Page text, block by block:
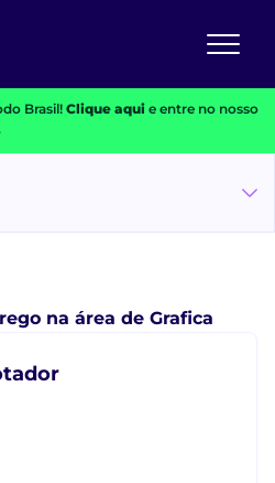
Brasil! Clique aquie entre no nosso
na área de Grafica